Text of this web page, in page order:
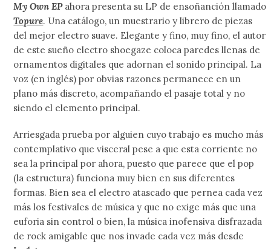
My Own EPahora presenta su LP de ensoñanción llamado
Topure. Una catálogo, un muestrario y librero de piezas
del mejor electro suave. Elegante y fino, muy fino, el autor
de este sueño electro shoegaze coloca paredes llenas de
ornamentos digitales que adornan el sonido principal. La
voz (en inglés) por obvias razones permanece en un
plano más discreto, acompañando el pasaje total y no
siendo el elemento principal.
Arriesgada prueba por alguien cuyo trabajo es mucho más
contemplativo que visceral pese a que esta corriente no
sea la principal por ahora, puesto que parece que el pop
(la estructura) funciona muy bien en sus diferentes
formas. Bien sea el electro atascado que pernea cada vez
más los festivales de música y que no exige más que una
euforia sin control o bien, la música inofensiva disfrazada
de rock amigable que nos invade cada vez más desde